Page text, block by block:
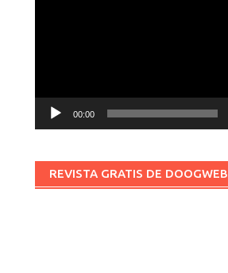
00:00
REVISTA GRATIS DE DOOGWEB